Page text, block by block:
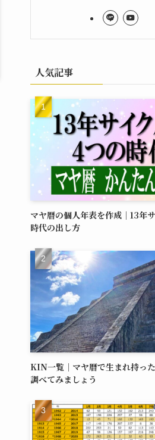
人気記事
マヤ暦の個人年表を作成｜13年
時代の出し方
KIN一覧｜マヤ暦で生まれ持っ
調べてみましょう